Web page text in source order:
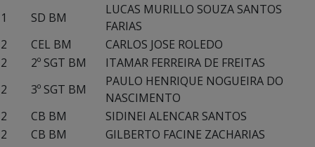
1
SD BM
LUCAS MURILLO SOUZA SANTOS
FARIAS
2
CEL BM
CARLOS JOSE ROLEDO
2
2º SGT BM
ITAMAR FERREIRA DE FREITAS
2
3º SGT BM
PAULO HENRIQUE NOGUEIRA DO
NASCIMENTO
2
CB BM
SIDINEI ALENCAR SANTOS
2
CB BM
GILBERTO FACINE ZACHARIAS